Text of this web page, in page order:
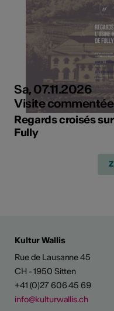
Sa, 07.11.2026
Visite commentée
Regards croisés
Fully
Kultur Wallis
Rue de Lausanne 45
CH - 1950 Sitten
+41 (0)27 606 45 69
info@kulturwallis.ch